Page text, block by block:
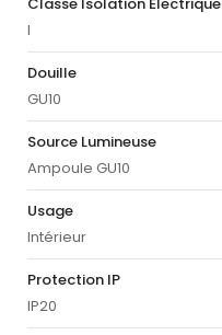
I
Douille
GU10
Source Lumineuse
Ampoule GU10
Usage
Intérieur
Protection IP
IP20